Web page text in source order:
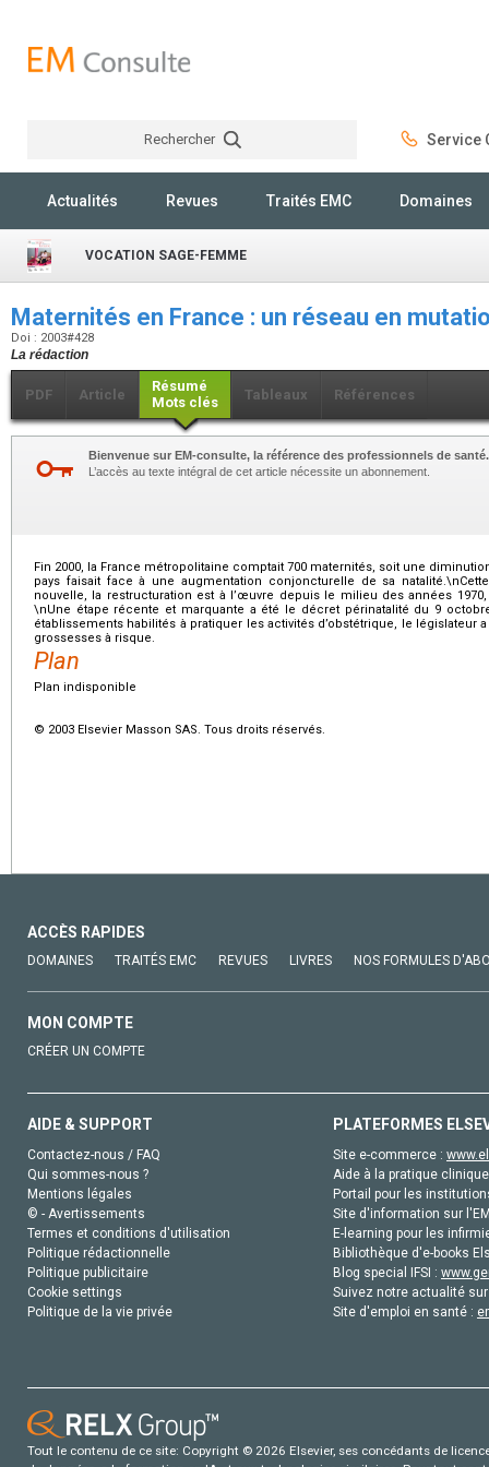
Rechercher Service
Actualités Revues Traités EMC Domaines
VOCATION SAGE-FEMME
Maternités en France : un réseau en
Doi : 2003#428
La rédaction
PDF Article
Résumé
Mots clés
Tableaux Références
Bienvenue sur EM-consulte, la référence des professionnels de santé.
L’accès au texte intégral de cet article nécessite un abonnement.
Fin 2000, la France métropolitaine comptait 700 maternités, soit une
pays faisait face à une augmentation conjoncturelle de sa
nouvelle, la restructuration est à l’œuvre depuis le milieu des années
\nUne étape récente et marquante a été le décret périnatalité du 9
établissements habilités à pratiquer les activités d’obstétrique, le législateur
grossesses à risque.
Plan
Plan indisponible
© 2003 Elsevier Masson SAS. Tous droits réservés.
ACCÈS RAPIDES
DOMAINES TRAITÉS EMC REVUES LIVRES NOS FORMULES
MON COMPTE
CRÉER UN COMPTE
AIDE & SUPPORT
Contactez-nous / FAQ
Qui sommes-nous ?
Mentions légales
© - Avertissements
Termes et conditions d'utilisation
Politique rédactionnelle
Politique publicitaire
Cookie settings
Politique de la vie privée
PLATEFORMES
Site e-commerce :
Aide à la pratique
Portail pour les
Site d'information sur
E-learning pour les
Bibliothèque d'e-books
Blog special IFSI :
Suivez notre actualité
Site d'emploi en santé :
Tout le contenu de ce site: Copyright © 2026 Elsevier, ses concédants de